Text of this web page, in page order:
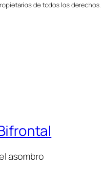
de todos los derechos.
asombro